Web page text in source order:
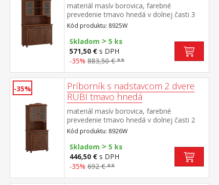
materiál masív borovica, farebné
prevedenie tmavo hnedá v dolnej časti 3
dvere, 3 zásuvky s kovovými pojazdmi v
hornej časti dvoje presklené dvere
Kód produktu: 8925W
Skladom > 5 ks
571,50 € s DPH
-35% 883,50 € **
-35%
Príborník s nadstavcom 2 dvere
RUBI tmavo hnedá
materiál masív borovica, farebné
prevedenie tmavo hnedá v dolnej časti 2
dvere, 2 zásuvky s kovovými pojazdmi v
hornej časti dvoje presklené dvere
Kód produktu: 8926W
Skladom > 5 ks
446,50 € s DPH
-35% 692 € **